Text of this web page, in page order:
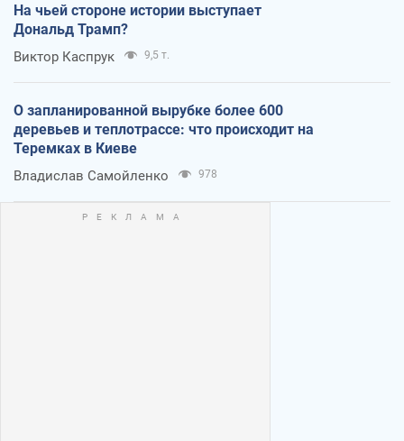
На чьей стороне истории выступает
Дональд Трамп?
Виктор Каспрук 9,5 т.
О запланированной вырубке более 600
деревьев и теплотрассе: что происходит на
Теремках в Киеве
Владислав Самойленко 978